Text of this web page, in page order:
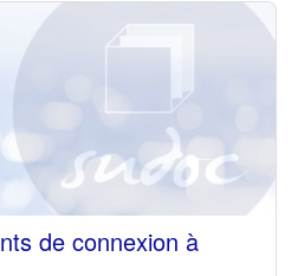
de connexion à